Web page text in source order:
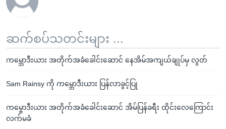
ဆက်စပ်သတင်းများ ...
ကမ္ဘောဒီးယား အတိုက်အခံခေါင်းဆောင် နေအိမ်အကျယ်ချုပ်မှ လွတ်
Sam Rainsy ကို ကမ္ဘောဒီးယား ပြန်လာခွင့်ပြု
ကမ္ဗောဒီးယား အတိုက်အခံခေါင်းဆောင် အိမ်ပြန်ခရီး ထိုင်းလေကြောင်း
လက်မခံ